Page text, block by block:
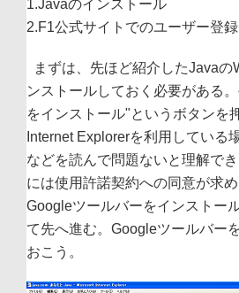
1.Javaのインストール
2.F1公式サイトでのユーザー登録
まずは、先ほど紹介したJavaの
ンストールしておく必要がある
をインストール"というボタンを
Internet Explorerを利用している
などを読んで問題ないと理解で
には使用許諾契約への同意が求
Googleツールバーをインストー
て先へ進む。Googleツールバー
おこう。